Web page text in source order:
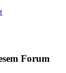
Forum